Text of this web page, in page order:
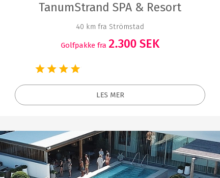
TanumStrand SPA & Resort
40 km fra Strömstad
Golfpakke fra 2.300 SEK
LES MER